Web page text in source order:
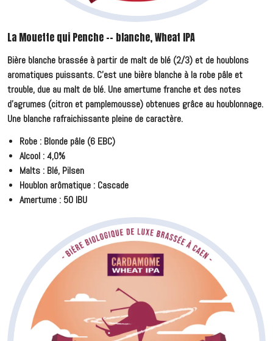
La Mouette qui Penche -- blanche, Wheat IPA
Bière blanche brassée à partir de malt de blé (2/3) et de houblons
aromatiques puissants. C'est une bière blanche à la robe pâle et
trouble, due au malt de blé. Une amertume franche et des notes
d'agrumes (citron et pamplemousse) obtenues grâce au houblonnage.
Une blanche rafraichissante pleine de caractère.
Robe : Blonde pâle (6 EBC)
Alcool : 4,0%
Malts : Blé, Pilsen
Houblon arômatique : Cascade
Amertume : 50 IBU